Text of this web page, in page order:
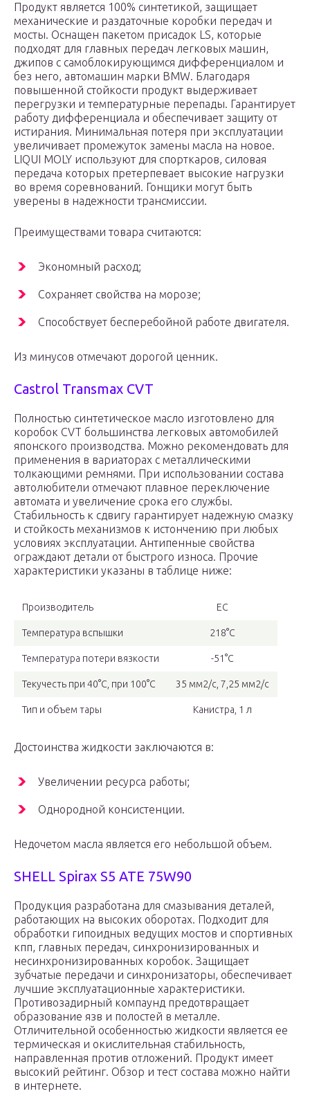
Продукт является 100% синтетикой, защищает
механические и раздаточные коробки передач и
мосты. Оснащен пакетом присадок LS, которые
подходят для главных передач легковых машин,
джипов с самоблокирующимся дифференциалом и
без него, автомашин марки BMW. Благодаря
повышенной стойкости продукт выдерживает
перегрузки и температурные перепады. Гарантирует
работу дифференциала и обеспечивает защиту от
истирания. Минимальная потеря при эксплуатации
увеличивает промежуток замены масла на новое.
LIQUI MOLY используют для спорткаров, силовая
передача которых претерпевает высокие нагрузки
во время соревнований. Гонщики могут быть
уверены в надежности трансмиссии.
Преимуществами товара считаются:
Экономный расход;
Сохраняет свойства на морозе;
Способствует бесперебойной работе двигателя.
Из минусов отмечают дорогой ценник.
Castrol Transmax CVT
Полностью синтетическое масло изготовлено для
коробок CVT большинства легковых автомобилей
японского производства. Можно рекомендовать для
применения в вариаторах с металлическими
толкающими ремнями. При использовании состава
автолюбители отмечают плавное переключение
автомата и увеличение срока его службы.
Стабильность к сдвигу гарантирует надежную смазку
и стойкость механизмов к истончению при любых
условиях эксплуатации. Антипенные свойства
ограждают детали от быстрого износа. Прочие
характеристики указаны в таблице ниже:
Производитель ЕС
Температура вспышки 218°C
Температура потери вязкости -51°C
Текучесть при 40°C, при 100°C 35 мм2/с, 7,25 мм2/с
Тип и объем тары Канистра, 1 л
Достоинства жидкости заключаются в:
Увеличении ресурса работы;
Однородной консистенции.
Недочетом масла является его небольшой объем.
SHELL Spirax S5 ATE 75W90
Продукция разработана для смазывания деталей,
работающих на высоких оборотах. Подходит для
обработки гипоидных ведущих мостов и спортивных
кпп, главных передач, синхронизированных и
несинхронизированных коробок. Защищает
зубчатые передачи и синхронизаторы, обеспечивает
лучшие эксплуатационные характеристики.
Противозадирный компаунд предотвращает
образование язв и полостей в металле.
Отличительной особенностью жидкости является ее
термическая и окислительная стабильность,
направленная против отложений. Продукт имеет
высокий рейтинг. Обзор и тест состава можно найти
в интернете.